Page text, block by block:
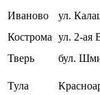
Иваново ул.
Кострома ул. 2-ая
Тверь
бул.
Тула